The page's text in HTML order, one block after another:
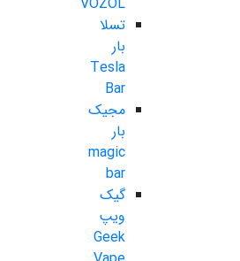
تسلا
بار
Tesla
Bar
مجیک
بار
magic
bar
گیک
ویپ
Geek